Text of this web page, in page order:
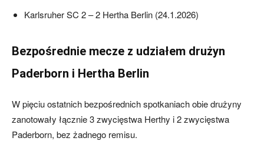
Karlsruher SC 2 – 2 Hertha Berlin (24.1.2026)
Bezpośrednie mecze z udziałem drużyn
Paderborn i Hertha Berlin
W pięciu ostatnich bezpośrednich spotkaniach obie drużyny
zanotowały łącznie 3 zwycięstwa Herthy i 2 zwycięstwa
Paderborn, bez żadnego remisu.